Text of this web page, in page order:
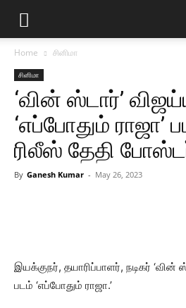
Home சினிமா
சினிமா
‘வின் ஸ்டார்’
‘எப்போதும் ராஜா’
ரிலீஸ் தேதி
By Ganesh Kumar - May 26, 2023
இயக்குநர், தயாரிப்பாளர், நடிகர் ‘வின்
படம் ‘எப்போதும் ராஜா.’